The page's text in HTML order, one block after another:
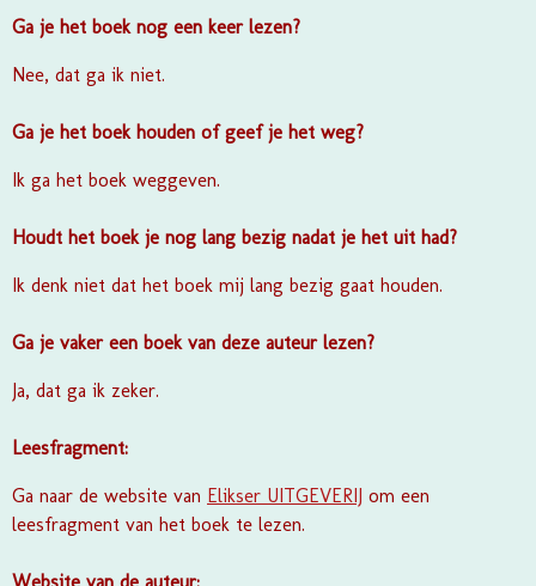
Ga je het boek nog een keer lezen?
Nee, dat ga ik niet.
Ga je het boek houden of geef je het weg?
Ik ga het boek weggeven.
Houdt het boek je nog lang bezig nadat je het uit had?
Ik denk niet dat het boek mij lang bezig gaat houden.
Ga je vaker een boek van deze auteur lezen?
Ja, dat ga ik zeker.
Leesfragment:
Ga naar de website van Elikser UITGEVERIJ om een
leesfragment van het boek te lezen.